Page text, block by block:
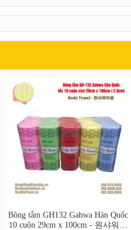
Bông tắm GH132 Gahwa Hàn Quốc
10 cuộn 29cm x 100cm - 원샤워타